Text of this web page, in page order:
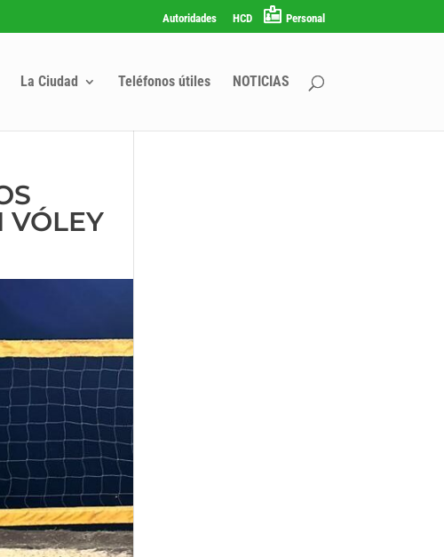
Autoridades HCD Personal
La Ciudad Teléfonos útiles NOTICIAS
VÓLEY